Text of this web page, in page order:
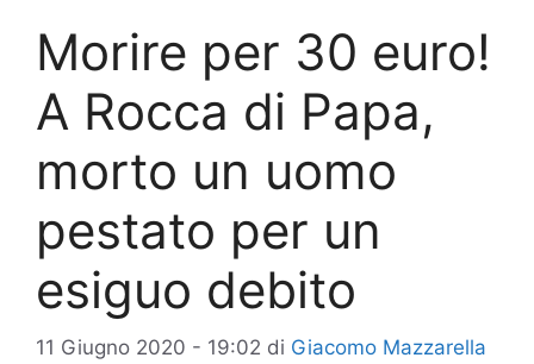
Morire per 30 euro!
A Rocca di Papa,
morto un uomo
pestato per un
esiguo debito
11 Giugno 2020 - 19:02 di Giacomo Mazzarella